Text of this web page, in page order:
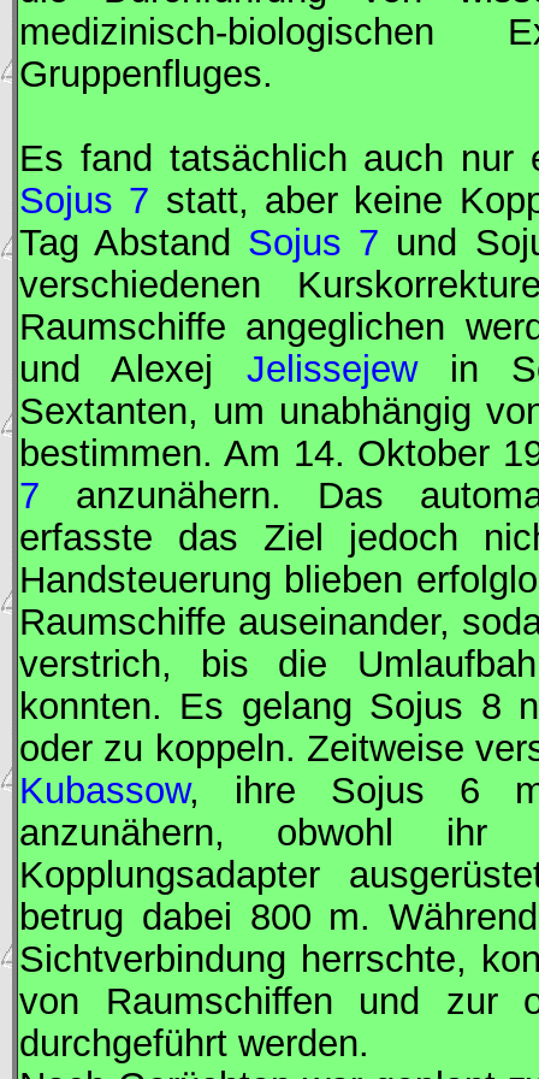
medizinisch-
Gruppenfluges.
Es fand tatsächlich auch
Sojus 7 statt, aber keine
Tag Abstand Sojus 7 und
verschiedenen
Raumschiffe angeglichen
und Alexej Jelissejewin
Sextanten, um unabhängig
bestimmen. Am 14. Oktober
7 anzunähern. Das
erfasste das Ziel jedoch
Handsteuerung blieben
Raumschiffe auseinander,
verstrich, bis die
konnten. Es gelang Sojus 8
oder zu koppeln. Zeitweise
Kubassow, ihre Sojus 6
anzunähern, obwohl
Kopplungsadapter
betrug dabei 800 m.
Sichtverbindung herrschte,
von Raumschiffen und zur
durchgeführt werden.